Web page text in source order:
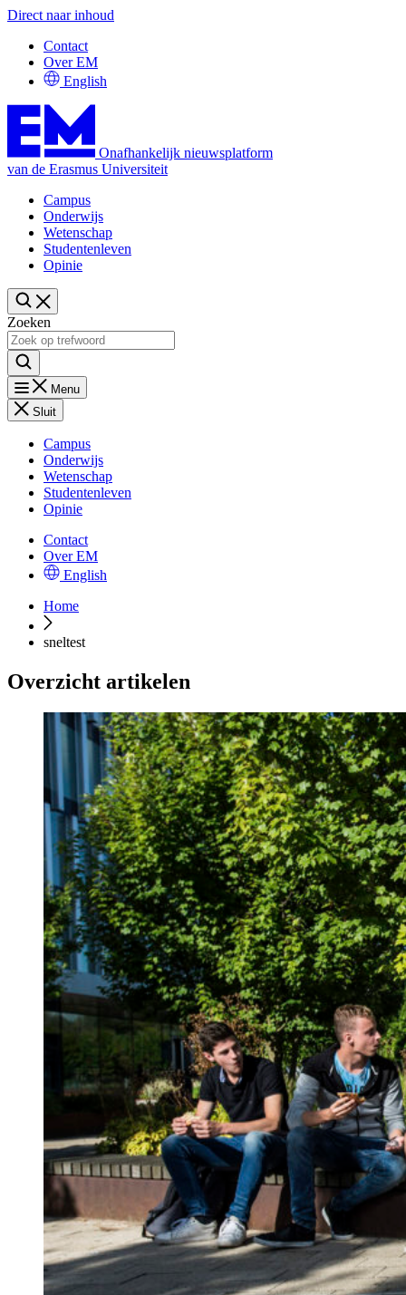
Direct naar inhoud
Contact
Over EM
English
Onafhankelijk nieuwsplatform
van de Erasmus Universiteit
Campus
Onderwijs
Wetenschap
Studentenleven
Opinie
Zoeken
Menu
Sluit
Campus
Onderwijs
Wetenschap
Studentenleven
Opinie
Contact
Over EM
English
Home
sneltest
Overzicht artikelen